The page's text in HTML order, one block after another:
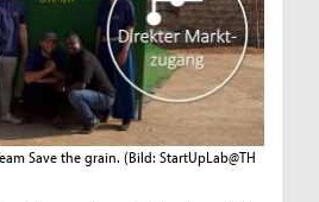
Save the grain. (Bild: StartUpLab@TH